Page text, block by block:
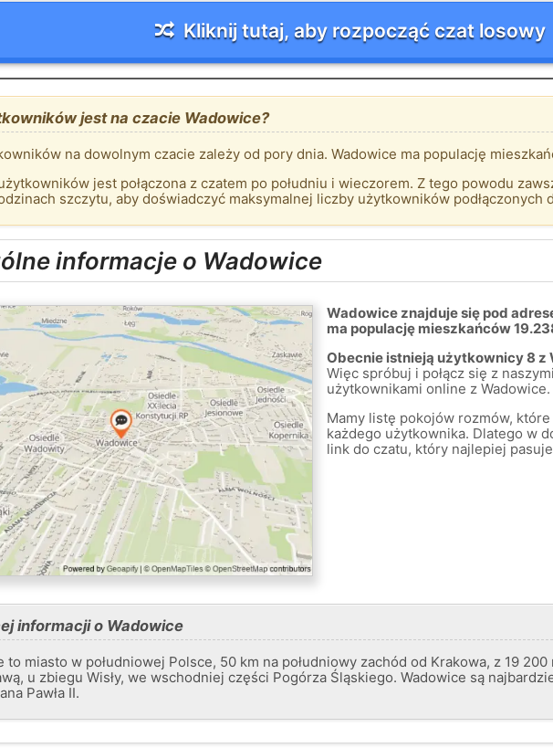
Kliknij tutaj, aby rozpocząć czat losowy
jest na czacie Wadowice?
na dowolnym czacie zależy od pory dnia. Wadowice ma populację
jest połączona z czatem po południu i wieczorem. Z tego powodu
szczytu, aby doświadczyć maksymalnej liczby użytkowników podłączonych
informacje o Wadowice
Wadowice znajduje się pod
ma populację mieszkańców
Obecnie istnieją użytkownicy 8 z
Więc spróbuj i połącz się z
użytkownikami online z Wadowice.
Mamy listę pokojów rozmów,
każdego użytkownika. Dlatego w
link do czatu, który najlepiej
informacji o Wadowice
to miasto w południowej Polsce, 50 km na południowy zachód od Krakowa, z 19
u zbiegu Wisły, we wschodniej części Pogórza Śląskiego. Wadowice są
Pawła II.